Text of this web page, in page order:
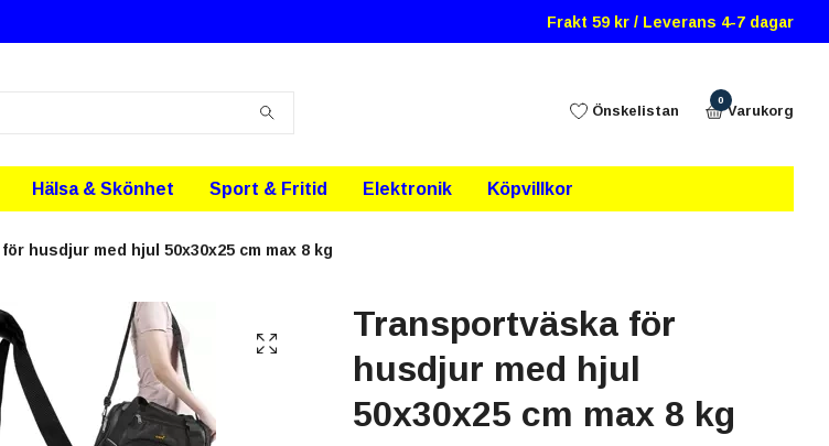
Frakt 59 kr / Leverans 4-7 dagar
Önskelistan
0
Varukorg
Hälsa & Skönhet Sport & Fritid Elektronik Köpvillkor
husdjur med hjul 50x30x25 cm max 8 kg
Transportväska för
husdjur med hjul
50x30x25 cm max 8 kg